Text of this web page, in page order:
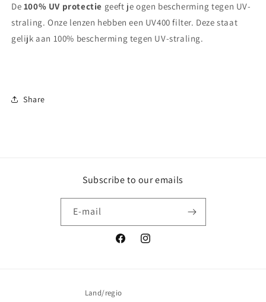
De 100% UV protectie geeft je ogen bescherming tegen UV-
straling. Onze lenzen hebben een UV400 filter. Deze staat
gelijk aan 100% bescherming tegen UV-straling.
Share
Subscribe to our emails
E‑mail
FacebookInstagram
Land/regio